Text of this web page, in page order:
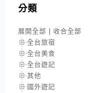
分類
展開全部
收合全部
全台旅宿
全台美食
全台遊記
其他
國外遊記